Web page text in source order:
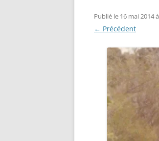
Publié le 16 mai 2014à
← Précédent